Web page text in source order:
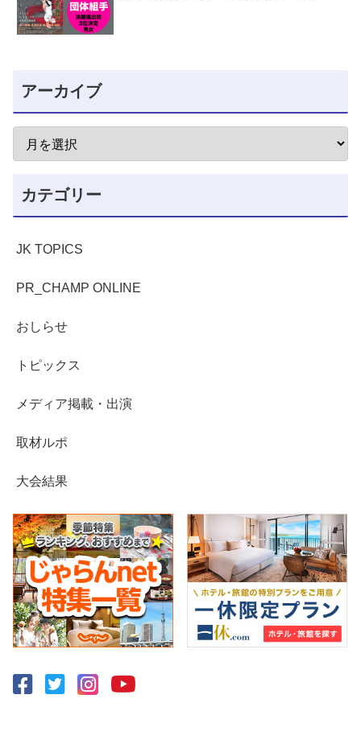
アーカイブ
カテゴリー
JK TOPICS
PR_CHAMP ONLINE
おしらせ
トピックス
メディア掲載・出演
取材ルポ
大会結果